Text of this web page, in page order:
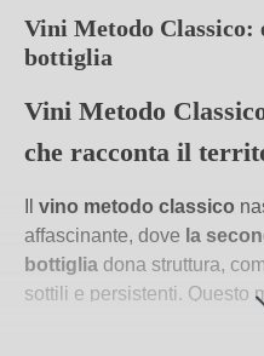
Vini Metodo Classico:
bottiglia
Vini Metodo
che racconta il
vino metodo classico
affascinante, dove la
bottiglia dona struttura,
sottili e persistenti. Questo